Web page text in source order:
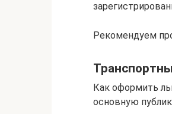
Рекомендуем
Как оформить
основную